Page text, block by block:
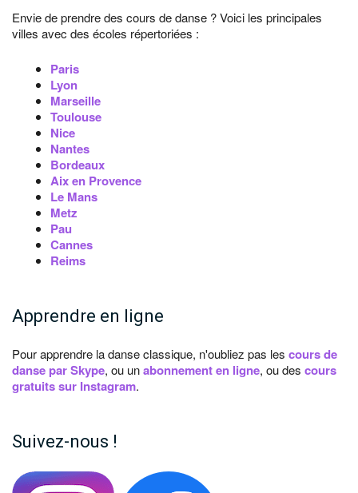
Envie de prendre des cours de danse ? Voici les principales
villes avec des écoles répertoriées :
Paris
Lyon
Marseille
Toulouse
Nice
Nantes
Bordeaux
Aix en Provence
Le Mans
Metz
Pau
Cannes
Reims
Apprendre en ligne
Pour apprendre la danse classique, n'oubliez pas les cours de
danse par Skype, ou unabonnement en ligne, ou des cours
gratuits sur Instagram.
Suivez-nous !